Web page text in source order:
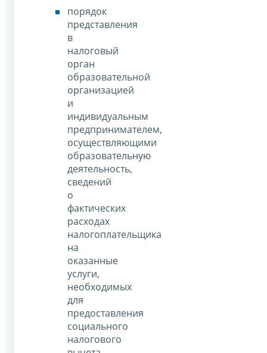
порядок
представления
в
налоговый
орган
образовательной
организацией
и
индивидуальным
предпринимателем,
осуществляющими
образовательную
деятельность,
сведений
о
фактических
расходах
налогоплательщика
на
оказанные
услуги,
необходимых
для
предоставления
социального
налогового